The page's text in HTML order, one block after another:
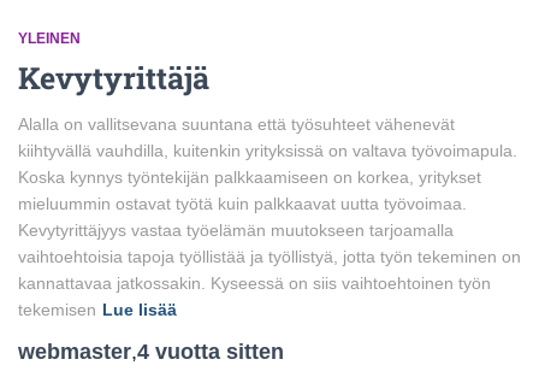
YLEINEN
Kevytyrittäjä
Alalla on vallitsevana suuntana että työsuhteet vähenevät
kiihtyvällä vauhdilla, kuitenkin yrityksissä on valtava työvoimapula.
Koska kynnys työntekijän palkkaamiseen on korkea, yritykset
mieluummin ostavat työtä kuin palkkaavat uutta työvoimaa.
Kevytyrittäjyys vastaa työelämän muutokseen tarjoamalla
vaihtoehtoisia tapoja työllistää ja työllistyä, jotta työn tekeminen on
kannattavaa jatkossakin. Kyseessä on siis vaihtoehtoinen työn
tekemisen Lue lisää
webmaster,4 vuotta sitten